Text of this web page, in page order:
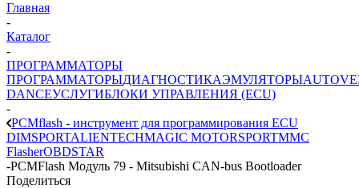
Главная
-
Каталог
-
ПРОГРАММАТОРЫ
ПРОГРАММАТОРЫДИАГНОСТИКАЭМУЛЯТОРЫ
DANCEУСЛУГИБЛОКИ УПРАВЛЕНИЯ (ECU)
-
PCMflash - инструмент для программирования ECU
DIMSPORTALIENTECHMAGIC MOTORSPORTMMC
FlasherOBDSTAR
-PCMFlash Модуль 79 - Mitsubishi CAN-bus Bootloader
Поделиться